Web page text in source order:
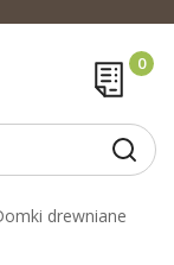
drewniane